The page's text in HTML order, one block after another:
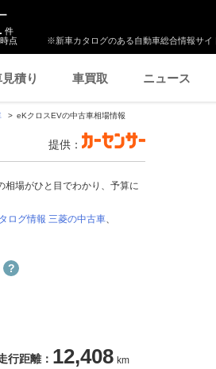
※新車カタログのある自動車総合情報サイ
件
時点
積り 車買取 ニュース
eKクロスEVの中古車相場情報
提供：
相場がひと目でわかり、予算に
ログ情報 三菱の中古車、
行距離： 12,408 km